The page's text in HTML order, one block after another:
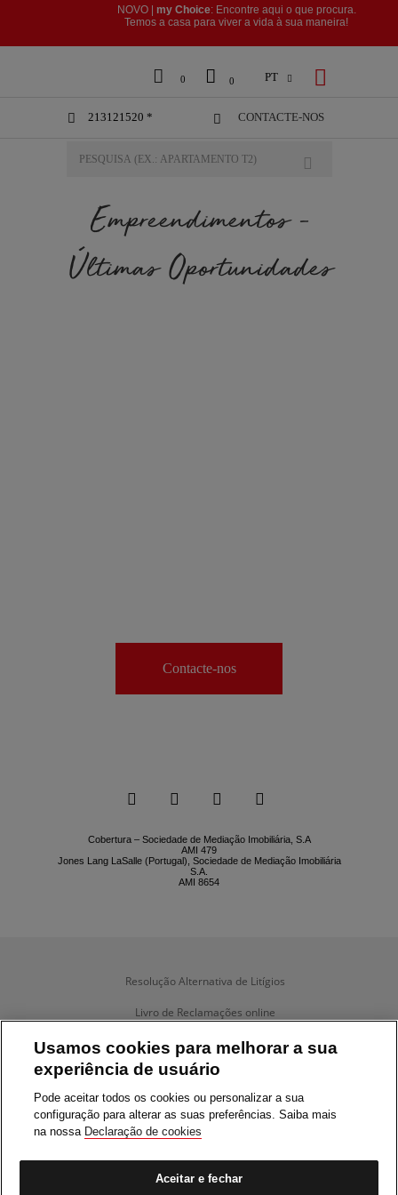
PT  
CONTACTE-NOS
 0  0
 213121520 * 
NOVO | my Choice: Encontre aqui o que procura.
​​​​​​​Temos a casa para viver a vida à sua maneira!
Empreendimentos -
Últimas Oportunidades
Contacte-nos
Cobertura – Sociedade de Mediação Imobiliária, S.A
AMI 479
Jones Lang LaSalle (Portugal), Sociedade de Mediação Imobiliária
S.A.
AMI 8654
   
Resolução Alternativa de Litígios
Livro de Reclamações online
Termos e condições
Política de Privacidade
Política de Cookies
Gerir Dados
Ética & Conduta
Usamos cookies para melhorar a sua
experiência de usuário
Pode aceitar todos os cookies ou personalizar a sua
configuração para alterar as suas preferências. Saiba mais
na nossa Declaração de cookies
Aceitar e fechar